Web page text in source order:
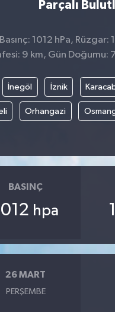
Parçalı
1012 hPa,
9 km, Gün Doğumu:
İnegöl İznik
Orhangazi
BASINÇ
hpa
26 MART
PERŞEMBE